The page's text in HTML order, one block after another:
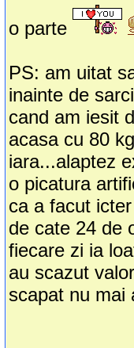
o parte
PS: am uitat
inainte de
cand am iesit
acasa cu 80
iara...alaptez
o picatura
ca a facut
de cate 24 de
fiecare zi ia
au scazut
scapat nu mai